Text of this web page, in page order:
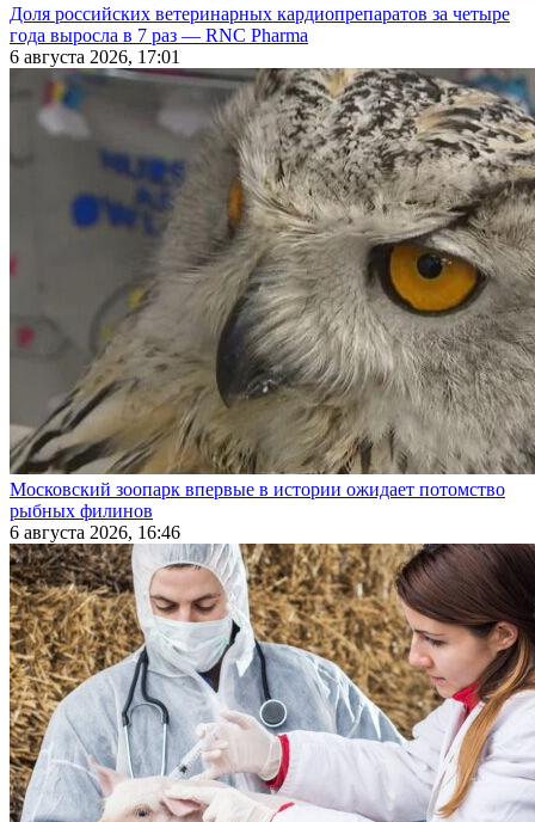
Доля российских ветеринарных кардиопрепаратов за четыре
года выросла в 7 раз — RNC Pharma
6 августа 2026, 17:01
Московский зоопарк впервые в истории ожидает потомство
рыбных филинов
6 августа 2026, 16:46